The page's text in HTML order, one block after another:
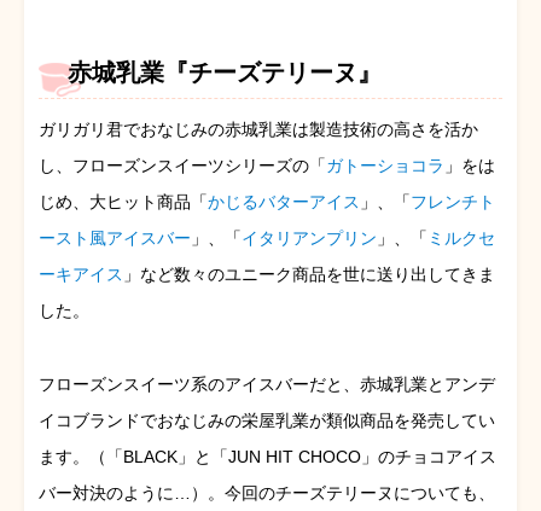
赤城乳業『チーズテリーヌ』
ガリガリ君でおなじみの赤城乳業は製造技術の高さを活か
し、フローズンスイーツシリーズの「ガトーショコラ 」をは
じめ、大ヒット商品「かじるバターアイス 」、「フレンチト
ースト風アイスバー 」、「イタリアンプリン 」、「 ミルクセ
ーキアイス 」など数々のユニーク商品を世に送り出してきま
した。
フローズンスイーツ系のアイスバーだと、赤城乳業とアンデ
イコブランドでおなじみの栄屋乳業が類似商品を発売してい
ます。（「BLACK」と「JUN HIT CHOCO」のチョコアイス
バー対決のように…）。今回のチーズテリーヌについても、